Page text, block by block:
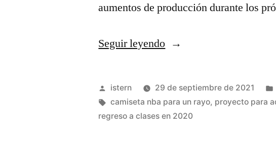
aumentos de producción durante los
Seguir leyendo«camisetas
city
thunder»
Publicado
por
istern 29 de septiembre de 2021
Etiquetas:
camiseta nba para un rayo, proyecto para
regreso a clases en 2020